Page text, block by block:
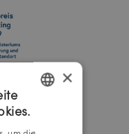
GERMAN
×